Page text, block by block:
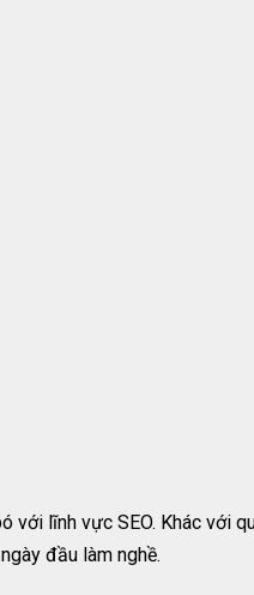
với lĩnh vực SEO. Khác với
đầu làm nghề.